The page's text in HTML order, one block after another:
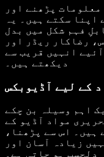
پڑھنے اور
سکتے ہیں۔ یہ
فہم شکل میں بدل
رضاکار ریڈر اور
انہیں قریب سے
دیکھتے ہیں۔
کے لیے آڈیوبکس
اہم وسیلہ بن چکے
مواد آڈیو کے
ہیں۔ اس سے پڑھنا،
زیادہ آسان اور
دلچسپ ہو جاتی ہے۔